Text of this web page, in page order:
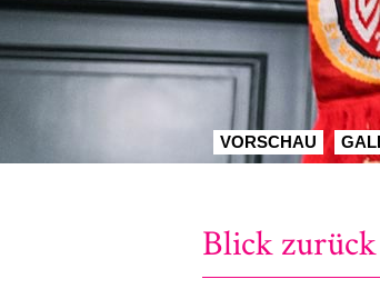
VORSCHAU
Blick zurück